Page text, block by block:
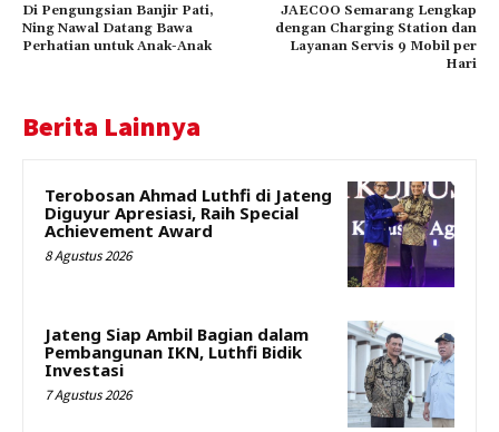
Di Pengungsian Banjir Pati,
Ning Nawal Datang Bawa
Perhatian untuk Anak-Anak
JAECOO Semarang Lengkap
dengan Charging Station dan
Layanan Servis 9 Mobil per
Hari
Berita Lainnya
Terobosan Ahmad Luthfi di Jateng
Diguyur Apresiasi, Raih Special
Achievement Award
8 Agustus 2026
Jateng Siap Ambil Bagian dalam
Pembangunan IKN, Luthfi Bidik
Investasi
7 Agustus 2026